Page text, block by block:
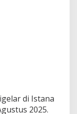
di Istana
2025.